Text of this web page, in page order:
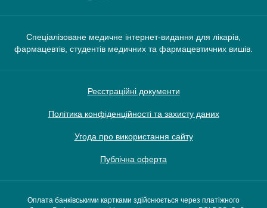
Спеціалізоване медичне інтернет-видання для лікарів,
фармацевтів, студентів медичних та фармацевтичних вишів.
Реєстраційні документи
Політика конфіденційності та захисту даних
Угода про використання сайту
Публічна оферта
Оплата банківськими картками здійснюється через платіжного